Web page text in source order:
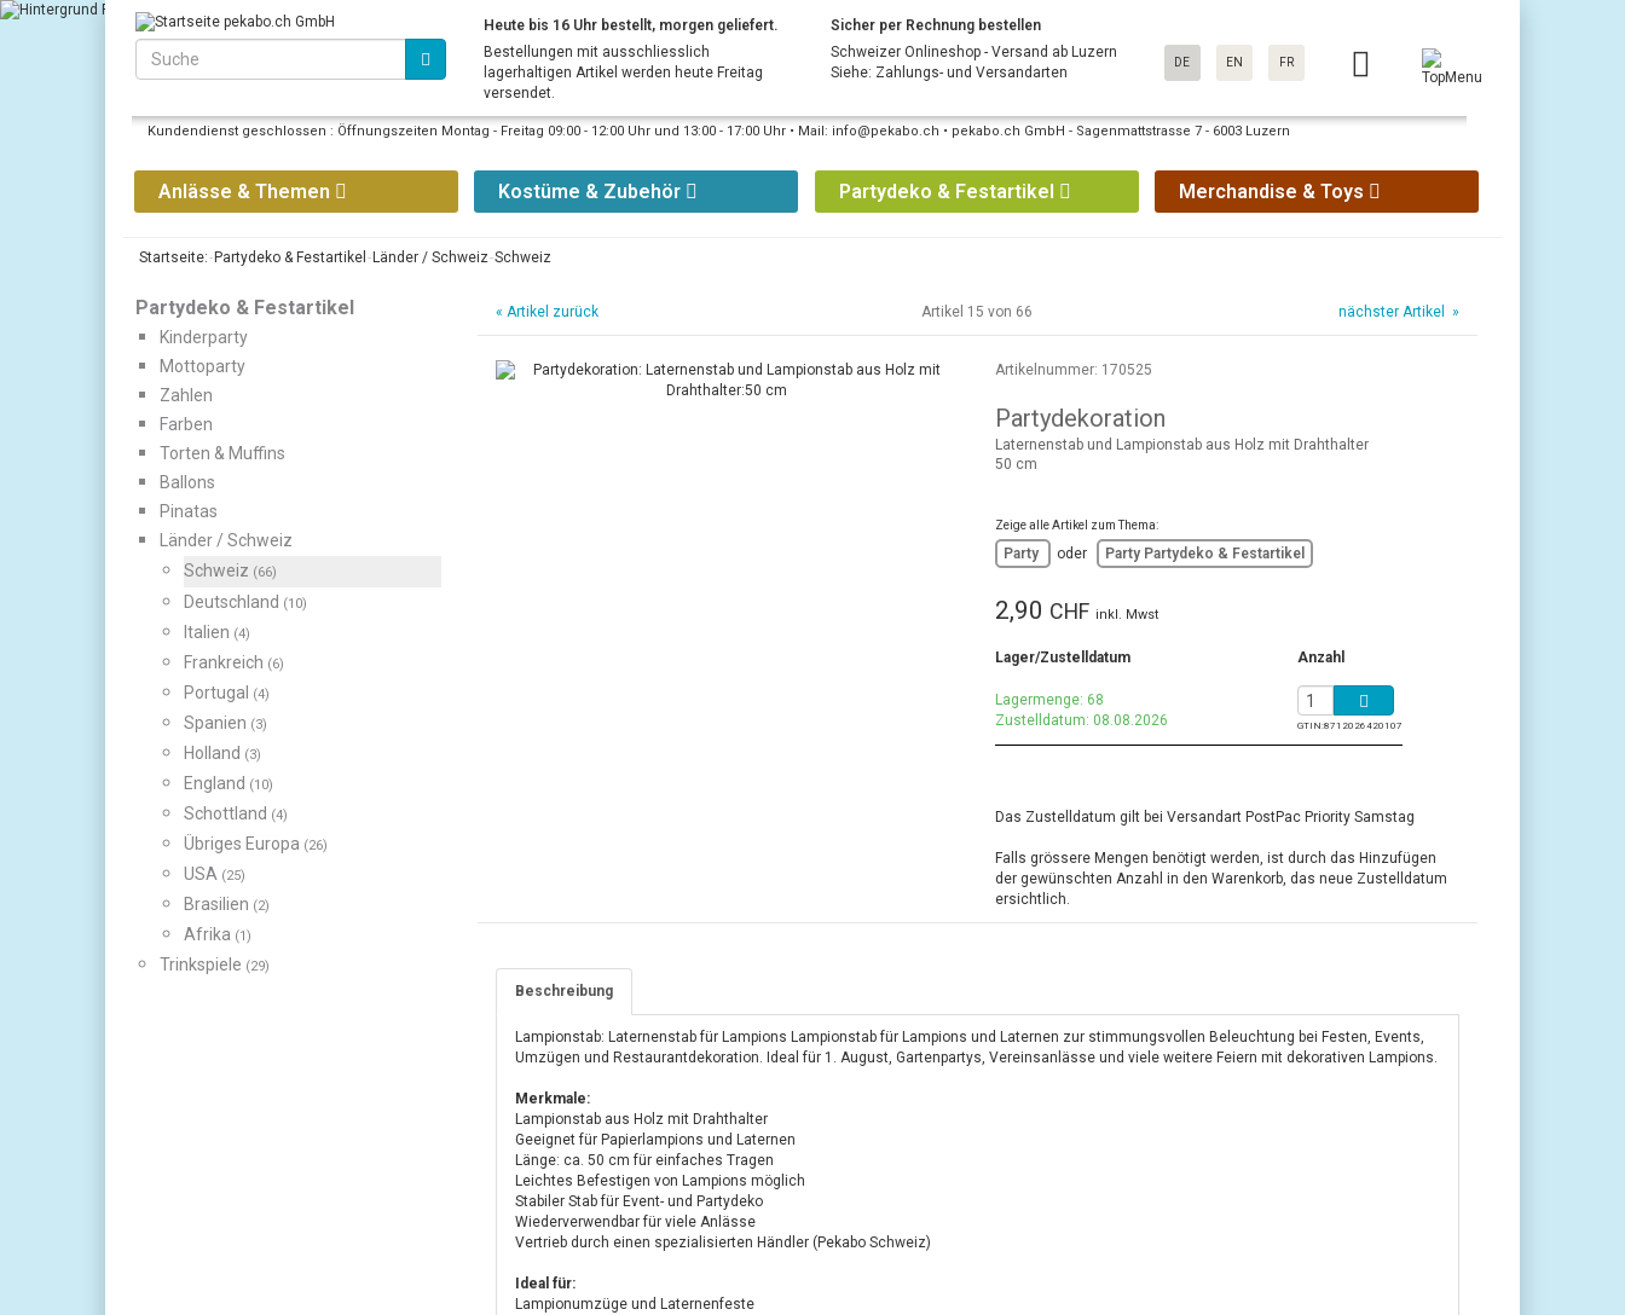
Heute bis 16 Uhr bestellt, morgen geliefert.
Bestellungen mit ausschliesslich
lagerhaltigen Artikel werden heute Freitag
versendet.
Sicher per Rechnung bestellen
Schweizer Onlineshop - Versand ab Luzern
Siehe: Zahlungs- und Versandarten
DE EN FR
Kundendienst geschlossen : Öffnungszeiten Montag - Freitag 09:00 - 12:00 Uhr und 13:00 - 17:00 Uhr • Mail: info@pekabo.ch • pekabo.ch GmbH - Sagenmattstrasse 7 - 6003 Luzern
Anlässe & Themen Kostüme & Zubehör Partydeko & Festartikel Merchandise & Toys
Startseite: Partydeko & Festartikel Länder / Schweiz Schweiz
Partydeko & Festartikel
Kinderparty
Mottoparty
Zahlen
Farben
Torten & Muffins
Ballons
Pinatas
Länder / Schweiz
Schweiz (66)
Deutschland (10)
Italien (4)
Frankreich (6)
Portugal (4)
Spanien (3)
Holland (3)
England (10)
Schottland (4)
Übriges Europa (26)
USA (25)
Brasilien (2)
Afrika (1)
Trinkspiele (29)
« Artikel zurück Artikel 15 von 66 nächster Artikel »
Artikelnummer: 170525
Partydekoration
Laternenstab und Lampionstab aus Holz mit Drahthalter
50 cm
Zeige alle Artikel zum Thema:
Party oder Party Partydeko & Festartikel
2,90 CHF inkl. Mwst
Lager/Zustelldatum Anzahl
Lagermenge: 68
Zustelldatum: 08.08.2026
GTIN:8712026420107
Das Zustelldatum gilt bei Versandart PostPac Priority Samstag
Falls grössere Mengen benötigt werden, ist durch das Hinzufügen
der gewünschten Anzahl in den Warenkorb, das neue Zustelldatum
ersichtlich.
Beschreibung
Lampionstab: Laternenstab für Lampions Lampionstab für Lampions und Laternen zur stimmungsvollen Beleuchtung bei Festen, Events,
Umzügen und Restaurantdekoration. Ideal für 1. August, Gartenpartys, Vereinsanlässe und viele weitere Feiern mit dekorativen Lampions.
Merkmale:
Lampionstab aus Holz mit Drahthalter
Geeignet für Papierlampions und Laternen
Länge: ca. 50 cm für einfaches Tragen
Leichtes Befestigen von Lampions möglich
Stabiler Stab für Event- und Partydeko
Wiederverwendbar für viele Anlässe
Vertrieb durch einen spezialisierten Händler (Pekabo Schweiz)
Ideal für:
Lampionumzüge und Laternenfeste